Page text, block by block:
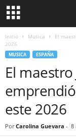
Inicio Musica
El
2026
MUSICA ESPAÑA
El
este 2026
Por Carolina Guevara - 8